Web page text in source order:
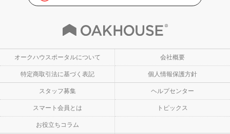
オークハウスポータルについて 会社概要
特定商取引法に基づく表記 個人情報保護方針
スタッフ募集 ヘルプセンター
スマート会員とは トピックス
お役立ちコラム